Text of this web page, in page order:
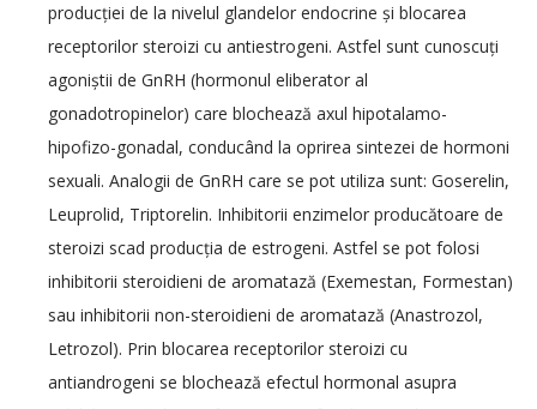
producției de la nivelul glandelor endocrine și blocarea
receptorilor steroizi cu antiestrogeni. Astfel sunt cunoscuți
agoniștii de GnRH (hormonul eliberator al
gonadotropinelor) care blochează axul hipotalamo-
hipofizo-gonadal, conducând la oprirea sintezei de hormoni
sexuali. Analogii de GnRH care se pot utiliza sunt: Goserelin,
Leuprolid, Triptorelin. Inhibitorii enzimelor producătoare de
steroizi scad producția de estrogeni. Astfel se pot folosi
inhibitorii steroidieni de aromatază (Exemestan, Formestan)
sau inhibitorii non-steroidieni de aromatază (Anastrozol,
Letrozol). Prin blocarea receptorilor steroizi cu
antiandrogeni se blochează efectul hormonal asupra